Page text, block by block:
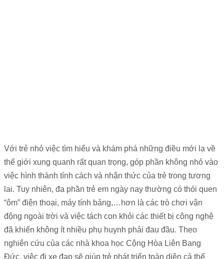
Với trẻ nhỏ việc tìm hiểu và khám phá những điều mới lạ về
thế giới xung quanh rất quan trọng, góp phần không nhỏ vào
việc hình thành tính cách và nhận thức của trẻ trong tương
lai. Tuy nhiên, đa phần trẻ em ngày nay thường có thói quen
“ôm” điện thoại, máy tính bảng,…hơn là các trò chơi vận
động ngoài trời và việc tách con khỏi các thiết bị công nghệ
đã khiến không ít nhiều phụ huynh phải đau đầu. Theo
nghiên cứu của các nhà khoa học Cộng Hòa Liên Bang
Đức, việc đi xe đạp sẽ giúp trẻ phát triển toàn diện cả thể